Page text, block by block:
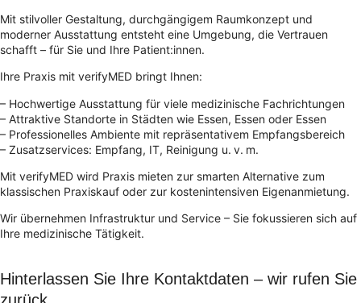
Mit stilvoller Gestaltung, durchgängigem Raumkonzept und
moderner Ausstattung entsteht eine Umgebung, die Vertrauen
schafft – für Sie und Ihre Patient:innen.
Ihre Praxis mit verifyMED bringt Ihnen:
– Hochwertige Ausstattung für viele medizinische Fachrichtungen
– Attraktive Standorte in Städten wie Essen, Essen oder Essen
– Professionelles Ambiente mit repräsentativem Empfangsbereich
– Zusatzservices: Empfang, IT, Reinigung u. v. m.
Mit verifyMED wird Praxis mieten zur smarten Alternative zum
klassischen Praxiskauf oder zur kostenintensiven Eigenanmietung.
Wir übernehmen Infrastruktur und Service – Sie fokussieren sich auf
Ihre medizinische Tätigkeit.
Hinterlassen Sie Ihre Kontaktdaten – wir rufen Sie